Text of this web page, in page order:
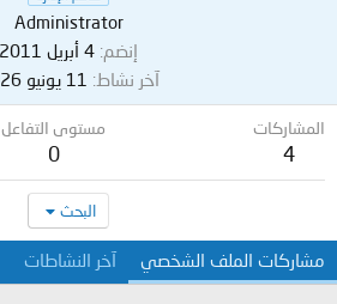
Administrator
إنضم 4 أبريل 2011
آخر نشاط 11 يونيو 2026
المشاركات
4
مستوى التفاعل
0
البحث
مشاركات الملف الشخصي آخر النشاطات